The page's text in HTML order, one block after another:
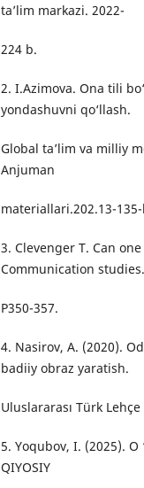
ta’lim markazi. 2022-
224 b.
2. I.Azimova. Ona tili
yondashuvni qo‘llash.
Global ta’lim va milliy
Anjuman
materiallari.202.13-
3. Clevenger T. Can
Communication
P350-357.
4. Nasirov, A. (2020).
badiiy obraz yaratish.
Uluslararası Türk
5. Yoqubov, I. (2025). O
QIYOSIY